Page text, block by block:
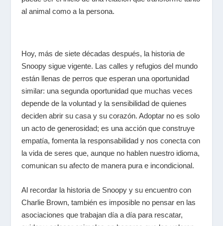
al animal como a la persona.
Hoy, más de siete décadas después, la historia de
Snoopy sigue vigente. Las calles y refugios del mundo
están llenas de perros que esperan una oportunidad
similar: una segunda oportunidad que muchas veces
depende de la voluntad y la sensibilidad de quienes
deciden abrir su casa y su corazón. Adoptar no es solo
un acto de generosidad; es una acción que construye
empatía, fomenta la responsabilidad y nos conecta con
la vida de seres que, aunque no hablen nuestro idioma,
comunican su afecto de manera pura e incondicional.
Al recordar la historia de Snoopy y su encuentro con
Charlie Brown, también es imposible no pensar en las
asociaciones que trabajan día a día para rescatar,